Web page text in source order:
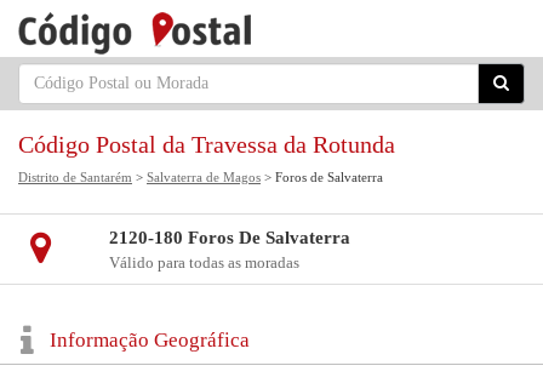
Código Postal da Travessa da Rotunda
Distrito de Santarém > Salvaterra de Magos > Foros de Salvaterra
2120-180 Foros De Salvaterra
Válido para todas as moradas
Informação Geográfica